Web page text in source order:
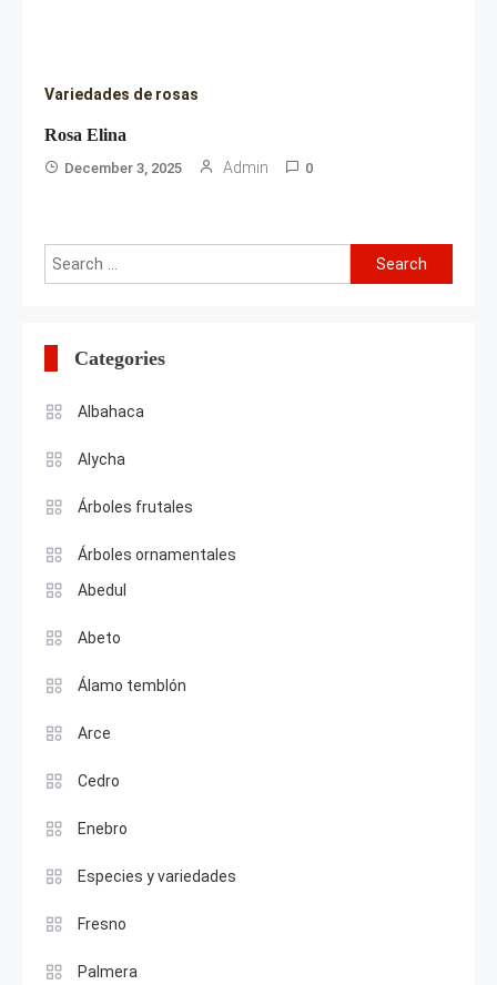
Variedades de rosas
Rosa Elina
December 3, 2025 Admin 0
Search
for:
Categories
Albahaca
Alycha
Árboles frutales
Árboles ornamentales
Abedul
Abeto
Álamo temblón
Arce
Cedro
Enebro
Especies y variedades
Fresno
Palmera